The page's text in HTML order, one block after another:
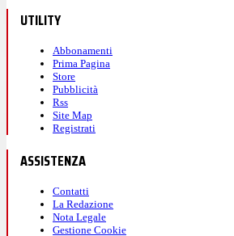
UTILITY
Abbonamenti
Prima Pagina
Store
Pubblicità
Rss
Site Map
Registrati
ASSISTENZA
Contatti
La Redazione
Nota Legale
Gestione Cookie